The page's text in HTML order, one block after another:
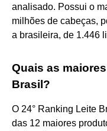
analisado. Possui o
milhões de cabeças,
a brasileira, de 1.446
Quais as
Brasil?
O 24° Ranking Leite
das 12 maiores